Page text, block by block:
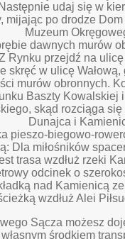
udaj się w
mijając po drodze
Muzeum
dawnych murów
Rynku przejdź na
skręć w ulicę
murów obronnych.
Baszty Kowalskiej
skąd rozciąga
Dunajca i
pieszo-biegowo-
Dla miłośników
trasa wzdłuż rzeki
odcinek o
nad Kamienicą
wzdłuż Alei
Sącza możesz
środkiem